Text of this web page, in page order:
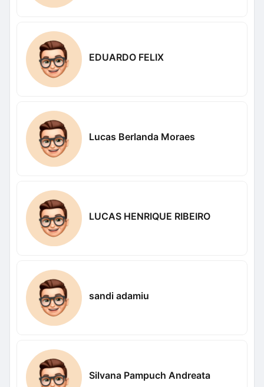
EDUARDO FELIX
Lucas Berlanda Moraes
LUCAS HENRIQUE RIBEIRO
sandi adamiu
Silvana Pampuch Andreata